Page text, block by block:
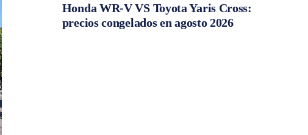
Honda WR-V VS Toyota Yaris Cross:
precios congelados en agosto 2026